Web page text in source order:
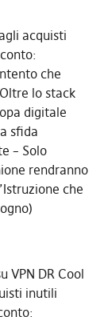
acquisti
che
Oltre lo stack
digitale
sfida
– Solo
rendranno
che
VPN DR Cool
inutili